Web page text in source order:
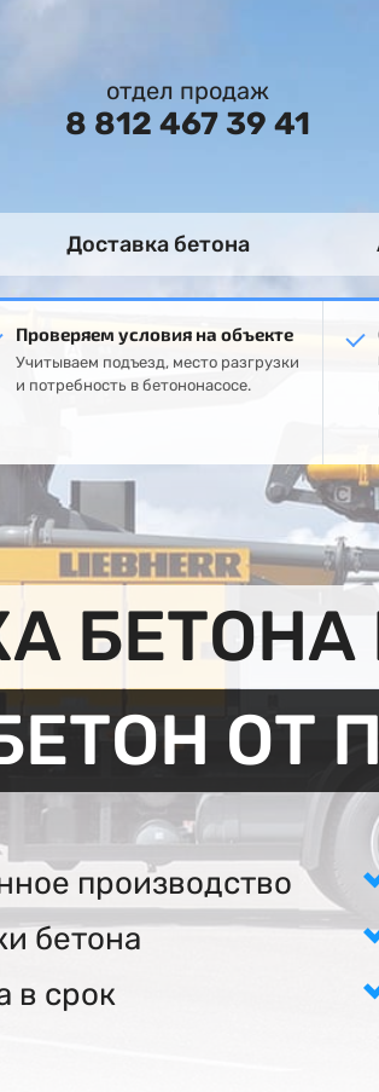
отдел продаж
8 812 467 39 41
Доставка бетона
Проверяем условия на объекте
Учитываем подъезд, место разгрузки
и потребность в бетононасосе.
ОТ
производство
бетона
в срок